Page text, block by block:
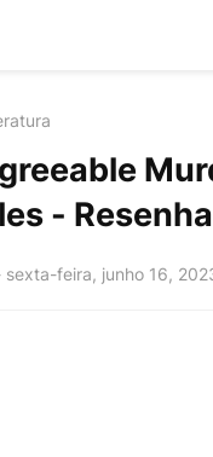
- Resenha
sexta-feira, junho 16,